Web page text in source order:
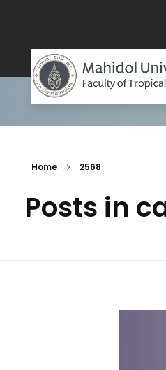
Home 2568
Posts in